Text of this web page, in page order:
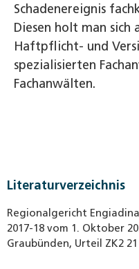
Schadenereignis
Diesen holt man sich
Haftpflicht- und
spezialisierten
Fachanwälten.
Literaturverzeichnis
Regionalgericht
2017-18 vom 1. Oktober
Graubünden, Urteil ZK2 21